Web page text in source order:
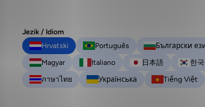
Jezik / Idiom
Hrvatski
Português Български
Magyar
Italiano 日本語 한
ภาษาไทย
Українська Tiếng Việt